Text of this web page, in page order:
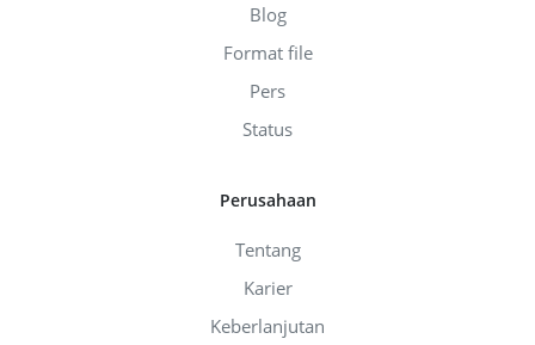
Blog
Format file
Pers
Status
Perusahaan
Tentang
Karier
Keberlanjutan